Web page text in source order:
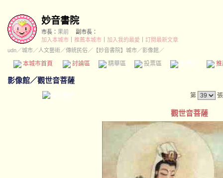
妙音書院
市長： 果前
副市長：
加入本城市
推薦本城市 加入我的最愛
訂閱最新文章
udn／城市／人文藝術／傳統民俗／ 【妙音書院】城市／影像館／
本城市首頁 討論區 精華區 投票區 影像館
影像館／觀世音菩薩
第
觀世音菩薩